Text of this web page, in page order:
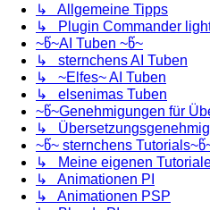
↳ Allgemeine Tipps
↳ Plugin Commander
~წ~AI Tuben ~წ~
↳ sternchens AI Tuben
↳ ~Elfes~ AI Tuben
↳ elsenimas Tuben
~წ~Genehmigungen für
↳
~წ~ sternchens
↳ Meine eigenen
↳ Animationen PI
↳ Animationen PSP